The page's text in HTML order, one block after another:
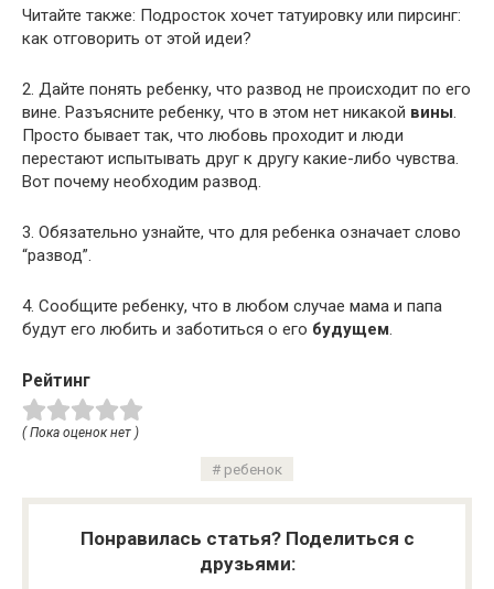
Читайте также: Подросток хочет татуировку или пирсинг:
как отговорить от этой идеи?
2. Дайте понять ребенку, что развод не происходит по его
вине. Разъясните ребенку, что в этом нет никакой вины.
Просто бывает так, что любовь проходит и люди
перестают испытывать друг к другу какие-либо чувства.
Вот почему необходим развод.
3. Обязательно узнайте, что для ребенка означает слово
“развод”.
4. Сообщите ребенку, что в любом случае мама и папа
будут его любить и заботиться о его будущем.
Рейтинг
( Пока оценок нет )
ребенок
Понравилась статья? Поделиться с
друзьями: